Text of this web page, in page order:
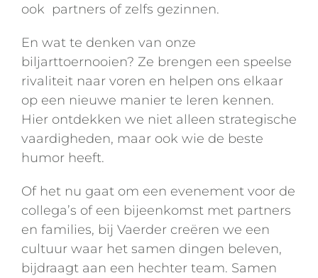
ook partners of zelfs gezinnen.
En wat te denken van onze
biljarttoernooien? Ze brengen een speelse
rivaliteit naar voren en helpen ons elkaar
op een nieuwe manier te leren kennen.
Hier ontdekken we niet alleen strategische
vaardigheden, maar ook wie de beste
humor heeft.
Of het nu gaat om een evenement voor de
collega’s of een bijeenkomst met partners
en families, bij Vaerder creëren we een
cultuur waar het samen dingen beleven,
bijdraagt aan een hechter team. Samen